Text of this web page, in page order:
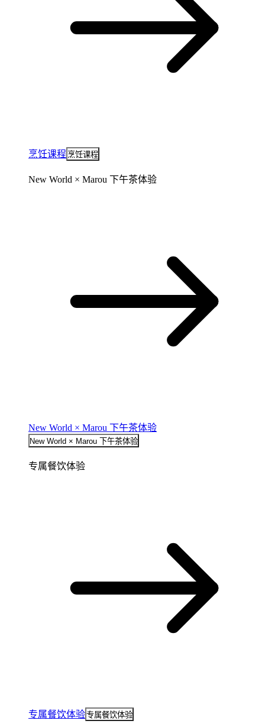
烹饪课程 烹饪课程
New World × Marou 下午茶体验
New World × Marou 下午茶体验
New World × Marou 下午茶体验
专属餐饮体验
专属餐饮体验专属餐饮体验